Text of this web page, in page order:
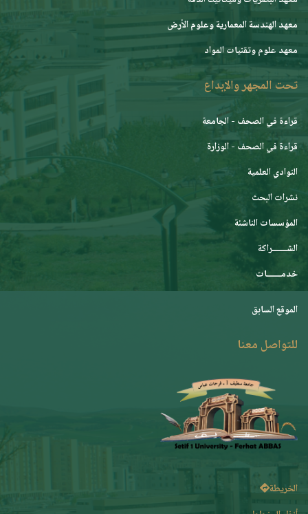
معهد الهندسة المعمارية وعلوم الأرض
معهد علوم وتقنيات المواد
تحت المجهر والإبداع
قراءة في الصحف - الجامعة
قراءة في الصحف - الوزارة
النوادي العلمية
نشرات البحث
المؤسسات الناشئة
الشـــــــراكة
خدمـــــــات
الموقع السابق
للتواصل معنا
الخريطة